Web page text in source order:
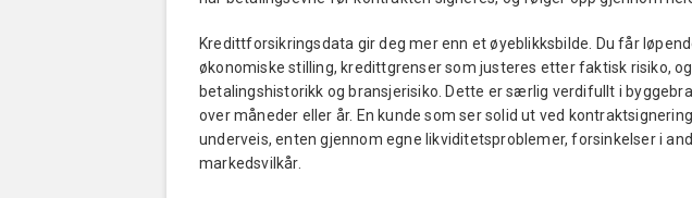
Kredittforsikringsdata gir deg mer enn et øyeblikksbilde. Du får
økonomiske stilling, kredittgrenser som justeres etter faktisk risiko,
betalingshistorikk og bransjerisiko. Dette er særlig verdifullt i
over måneder eller år. En kunde som ser solid ut ved
underveis, enten gjennom egne likviditetsproblemer, forsinkelser i
markedsvilkår.